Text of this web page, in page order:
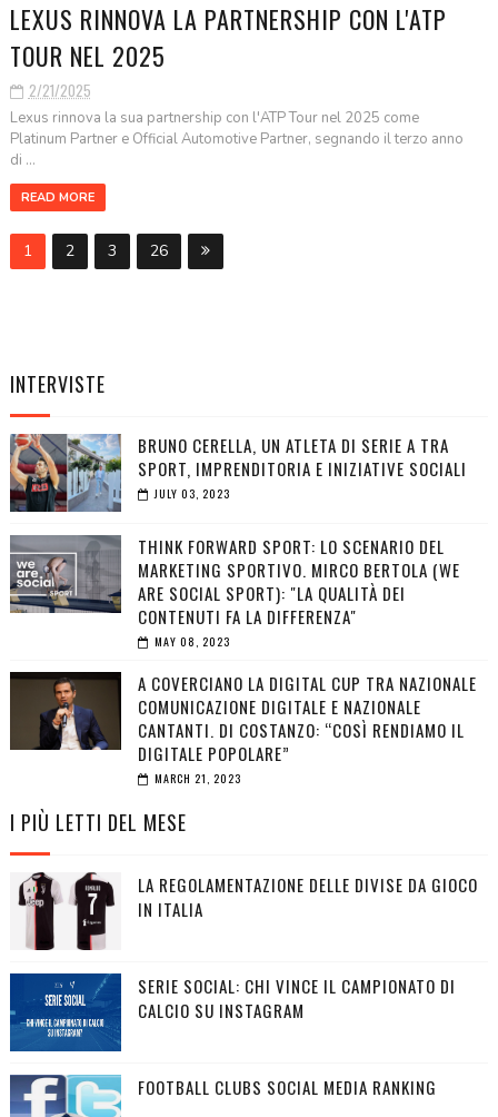
LEXUS RINNOVA LA PARTNERSHIP CON L'ATP
TOUR NEL 2025
2/21/2025
Lexus rinnova la sua partnership con l'ATP Tour nel 2025 come
Platinum Partner e Official Automotive Partner, segnando il terzo anno
di ...
READ MORE
1 2 3 26
INTERVISTE
BRUNO CERELLA, UN ATLETA DI SERIE A TRA
SPORT, IMPRENDITORIA E INIZIATIVE SOCIALI
JULY 03, 2023
THINK FORWARD SPORT: LO SCENARIO DEL
MARKETING SPORTIVO. MIRCO BERTOLA (WE
ARE SOCIAL SPORT): "LA QUALITÀ DEI
CONTENUTI FA LA DIFFERENZA"
MAY 08, 2023
A COVERCIANO LA DIGITAL CUP TRA NAZIONALE
COMUNICAZIONE DIGITALE E NAZIONALE
CANTANTI. DI COSTANZO: “COSÌ RENDIAMO IL
DIGITALE POPOLARE”
MARCH 21, 2023
I PIÙ LETTI DEL MESE
LA REGOLAMENTAZIONE DELLE DIVISE DA GIOCO
IN ITALIA
SERIE SOCIAL: CHI VINCE IL CAMPIONATO DI
CALCIO SU INSTAGRAM
FOOTBALL CLUBS SOCIAL MEDIA RANKING